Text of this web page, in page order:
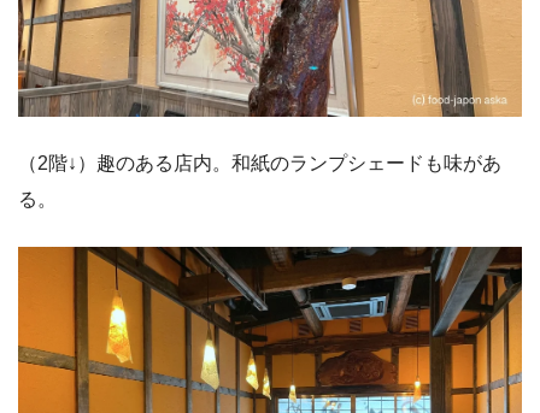
（2階↓）趣のある店内。和紙のランプシェードも味があ
る。